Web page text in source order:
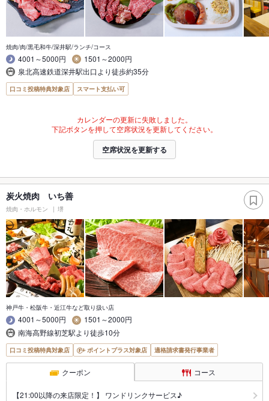
焼肉/肉/黒毛和牛/深井駅/ランチ/コース
4001～5000円
1501～2000円
泉北高速鉄道深井駅出口より徒歩約35分
口コミ投稿特典対象店 スマート支払い可
カレンダーの更新に失敗しました。
下記ボタンを押して空席状況を更新してください。
空席状況を更新する
炭火焼肉 いち善
焼肉・ホルモン 堺
神戸牛・松阪牛・近江牛など取り扱い店
4001～5000円
1501～2000円
南海高野線初芝駅より徒歩10分
口コミ投稿特典対象店 ポイントプラス対象店 適格請求書発行事業者
クーポン コース
【21:00以降の来店限定！】 ワンドリンクサービス♪